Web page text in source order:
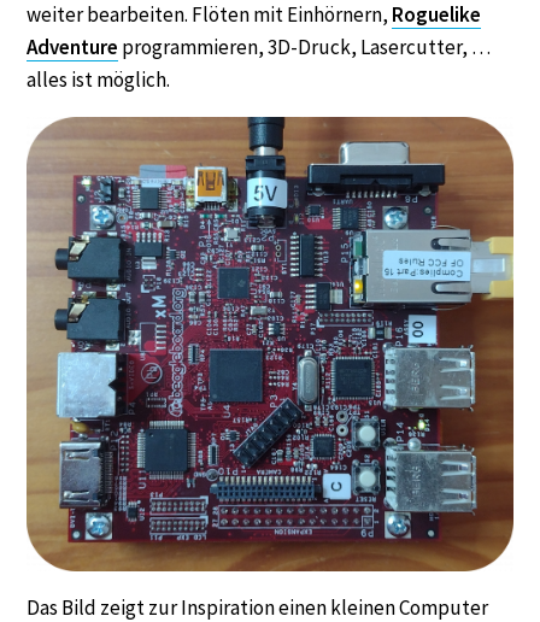
weiter bearbeiten. Flöten mit Einhörnern, Roguelike
Adventure programmieren, 3D-Druck, Lasercutter, …
alles ist möglich.
Das Bild zeigt zur Inspiration einen kleinen Computer